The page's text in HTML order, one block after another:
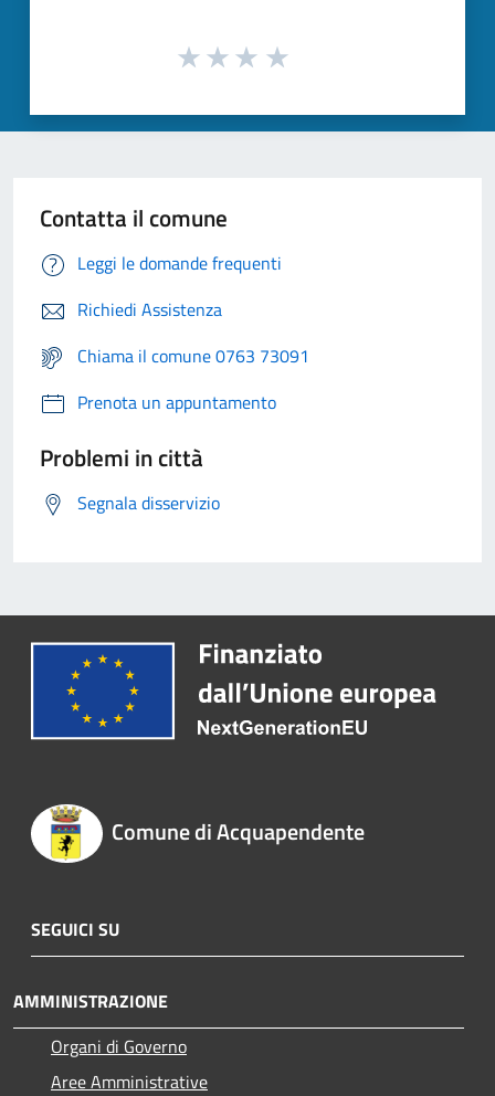
Contatta il comune
Leggi le domande frequenti
Richiedi Assistenza
Chiama il comune 0763 73091
Prenota un appuntamento
Problemi in città
Segnala disservizio
Comune di Acquapendente
SEGUICI SU
AMMINISTRAZIONE
Organi di Governo
Aree Amministrative